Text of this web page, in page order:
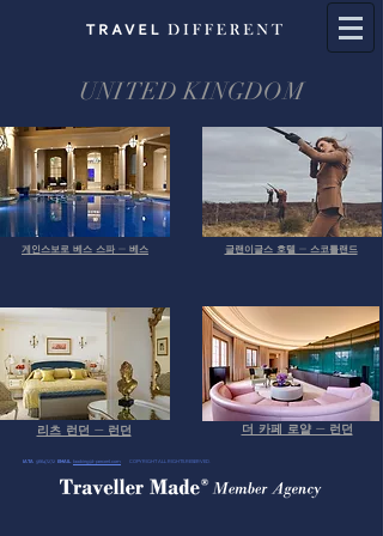
​UNITED KINGDOM
​게인스보로 베스 스파 - 베스 글랜이글스 호텔 - 스코틀랜드
​리츠 런던 - 런던 더 카페 로얄 - 런던
IATA 96647272 EMAIL booking@t-percent.com COPYRIGHT ALL RIGHTS RESERVED.